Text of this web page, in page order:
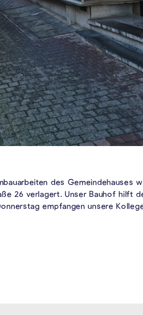
des Gemeindehauses
26 verlagert. Unser Bauhof hilft
empfangen unsere